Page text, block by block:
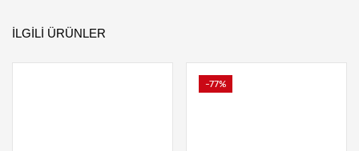
İLGILI ÜRÜNLER
-77%